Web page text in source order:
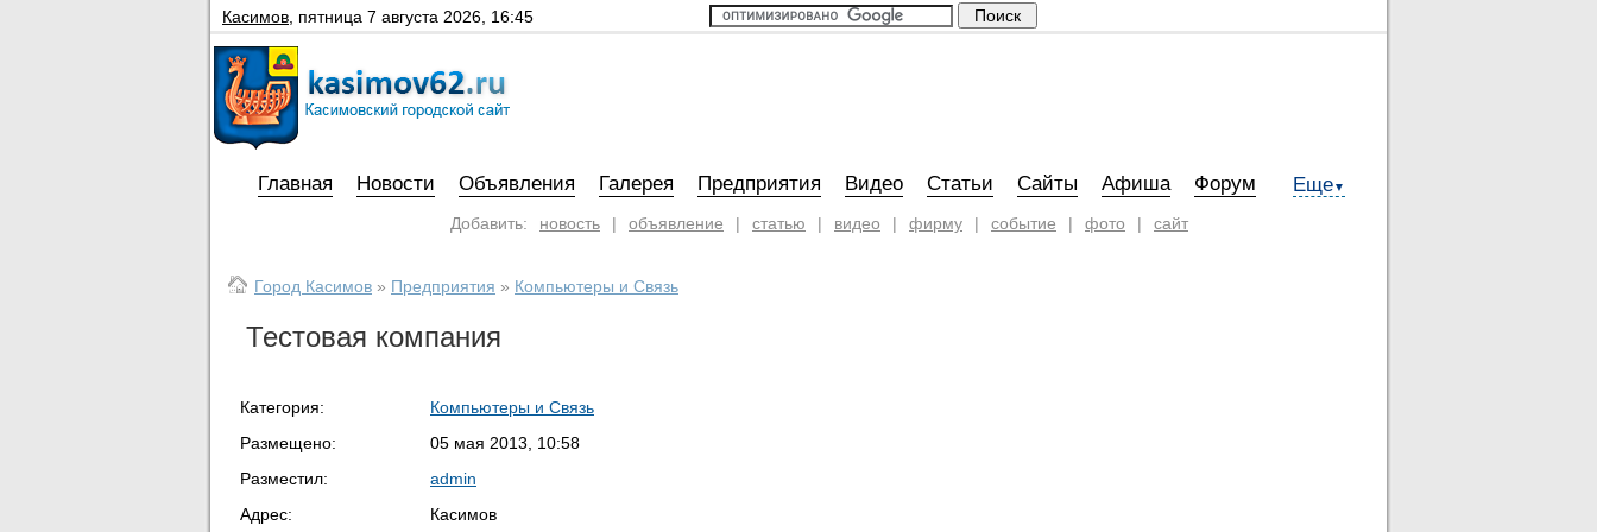
Касимов пятница 7 августа 2026, 16:45
Главная Новости Объявления Галерея Предприятия Видео Статьи Сайты Афиша Форум Еще▼
Добавить: новость | объявление | статью | видео | фирму | событие | фото | сайт
Город Касимов » Предприятия » Компьютеры и Связь
Тестовая компания
Категория:
Компьютеры и Связь
Размещено:
05 мая 2013, 10:58
Разместил:
admin
Адрес:
Касимов